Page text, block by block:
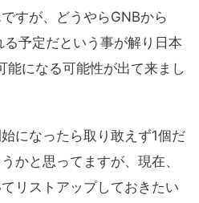
すが、どうやらGNBから
予定だという事が解り日本
になる可能性が出て来まし
になったら取り敢えず1個だ
かと思ってますが、現在、
リストアップしておきたい